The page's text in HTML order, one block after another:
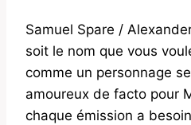
Samuel Spare /
soit le nom que vous
comme un personnage
amoureux de facto pour
chaque émission a